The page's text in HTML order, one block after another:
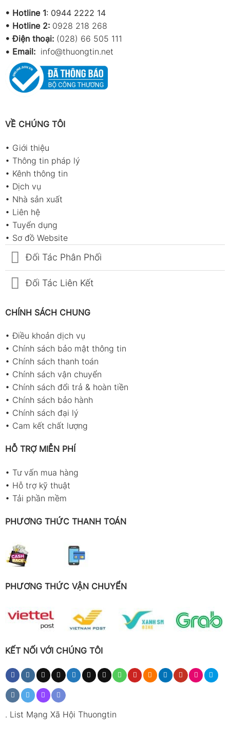
• Hotline 1: 0944 2222 14
• Hotline 2: 0928 218 268
• Điện thoại: (028) 66 505 111
• Email: info@thuongtin.net
VỀ CHÚNG TÔI
• Giới thiệu
• Thông tin pháp lý
• Kênh thông tin
• Dịch vụ
• Nhà sản xuất
• Liên hệ
• Tuyển dụng
• Sơ đồ Website
Đối Tác Phân Phối
Đối Tác Liên Kết
CHÍNH SÁCH CHUNG
•Điều khoản dịch vụ
• Chính sách bảo mật thông tin
• Chính sách thanh toán
• Chính sách vận chuyển
• Chính sách đổi trả & hoàn tiền
• Chính sách bảo hành
• Chính sách đại lý
• Cam kết chất lượng
HỖ TRỢ MIỄN PHÍ
• Tư vấn mua hàng
• Hỗ trợ kỹ thuật
• Tải phần mềm
PHƯƠNG THỨC THANH TOÁN
PHƯƠNG THỨC VẬN CHUYỂN
KẾT NỐI VỚI CHÚNG TÔI
. List Mạng Xã Hội Thuongtin